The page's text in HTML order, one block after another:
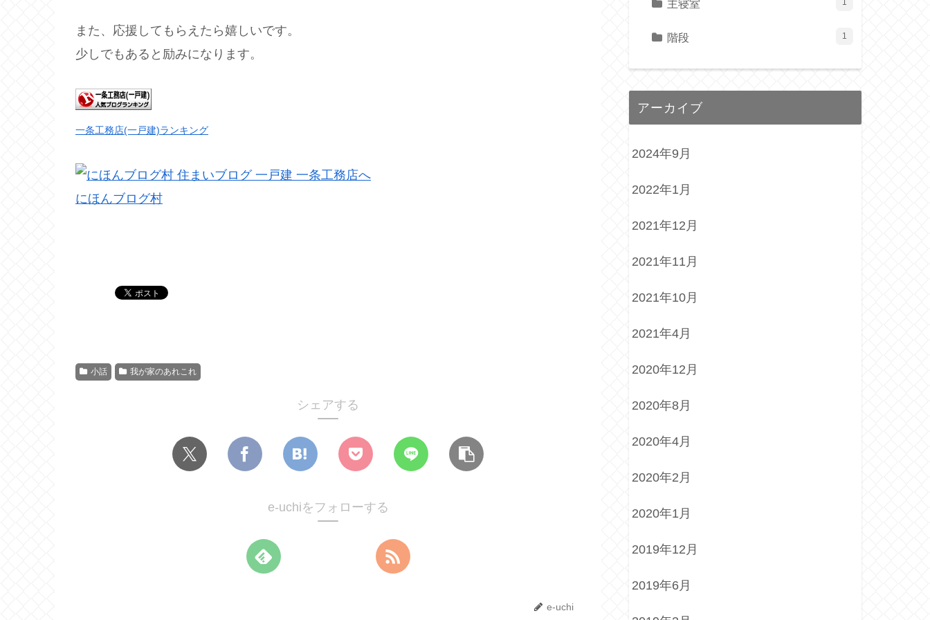
また、応援してもらえたら嬉しいです。
少しでもあると励みになります。
一条工務店(一戸建)ランキング
にほんブログ村
小話 我が家のあれこれ
シェアする
e-uchiをフォローする
e-uchi
主寝室 1
階段 1
アーカイブ
2024年9月
2022年1月
2021年12月
2021年11月
2021年10月
2021年4月
2020年12月
2020年8月
2020年4月
2020年2月
2020年1月
2019年12月
2019年6月